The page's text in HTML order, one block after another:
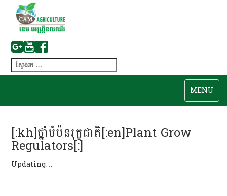
MENU
[:kh]ថ្នាំបំប៉នរុក្ខជាតិ[:en]Plant Grow
Regulators[:]
Updating…